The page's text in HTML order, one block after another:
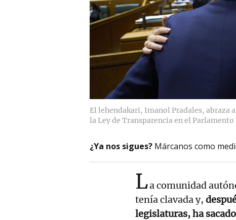
El lehendakari, Imanol Pradales, abraza
la Ley de Transparencia en el Parlamento
¿Ya nos sigues? Márcanos como
La comunidad
tenía clavada y,
legislaturas, ha